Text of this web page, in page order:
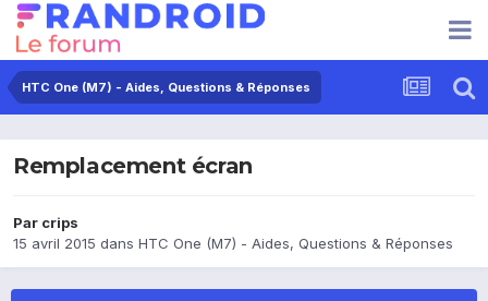
HTC One (M7) - Aides, Questions & Réponses
Remplacement écran
Par crips
15 avril 2015 dans HTC One (M7) - Aides, Questions & Réponses